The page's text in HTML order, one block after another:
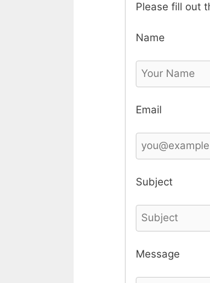
Please fill out
Name
Email
Subject
Message